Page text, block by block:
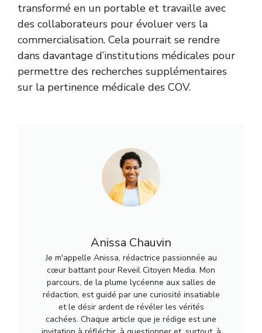
transformé en un portable et travaille avec
des collaborateurs pour évoluer vers la
commercialisation. Cela pourrait se rendre
dans davantage d’institutions médicales pour
permettre des recherches supplémentaires
sur la pertinence médicale des COV.
Anissa Chauvin
Je m'appelle Anissa, rédactrice passionnée au
cœur battant pour Reveil Citoyen Media. Mon
parcours, de la plume lycéenne aux salles de
rédaction, est guidé par une curiosité insatiable
et le désir ardent de révéler les vérités
cachées. Chaque article que je rédige est une